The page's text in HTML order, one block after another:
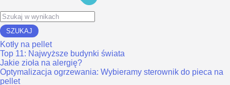
SZUKAJ
Kotły na pellet
Top 11: Najwyższe budynki świata
Jakie zioła na alergię?
Optymalizacja ogrzewania: Wybieramy sterownik do pieca na
pellet